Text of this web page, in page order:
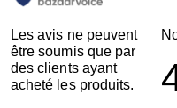
Les avis ne peuvent
être soumis que par
des clients ayant
acheté les produits.